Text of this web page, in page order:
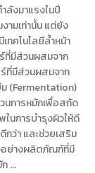
ลังมาแรงในปี
ามเท่านั้น แต่ยัง
ทคโนโลยีล้ำหน้า
ที่มีส่วนผสมจาก
ที่มีส่วนผสมจาก
ม (Fermentation)
นการหมักเพื่อสกัด
นการบำรุงผิวให้ดี
กว่า และช่วยเสริม
อย่างผลิตภัณฑ์ที่มี
...